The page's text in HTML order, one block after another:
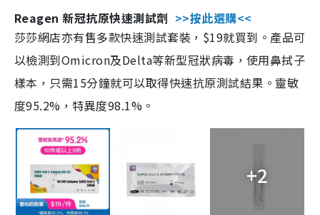
Reagen 新冠抗原快速測試劑 >>按此選購<<
莎莎網店亦有售多款快速測試套裝，$19就買到。產品可
以檢測到Omicron及Delta等新型冠狀病毒，使用鼻拭子
樣本，只需15分鐘就可以取得快速抗原測試結果。靈敏
度95.2%，特異度98.1%。
+2